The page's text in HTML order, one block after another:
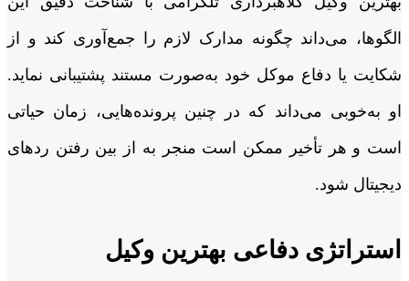
الگوها، می‌داند چگونه مدارک لازم را جمع‌آوری کند و از
شکایت یا دفاع موکل خود به‌صورت مستند پشتیبانی نماید.
او به‌خوبی می‌داند که در چنین پرونده‌هایی، زمان حیاتی
است و هر تأخیر ممکن است منجر به از بین رفتن ردهای
دیجیتال شود.
استراتژی دفاعی بهترین وکیل